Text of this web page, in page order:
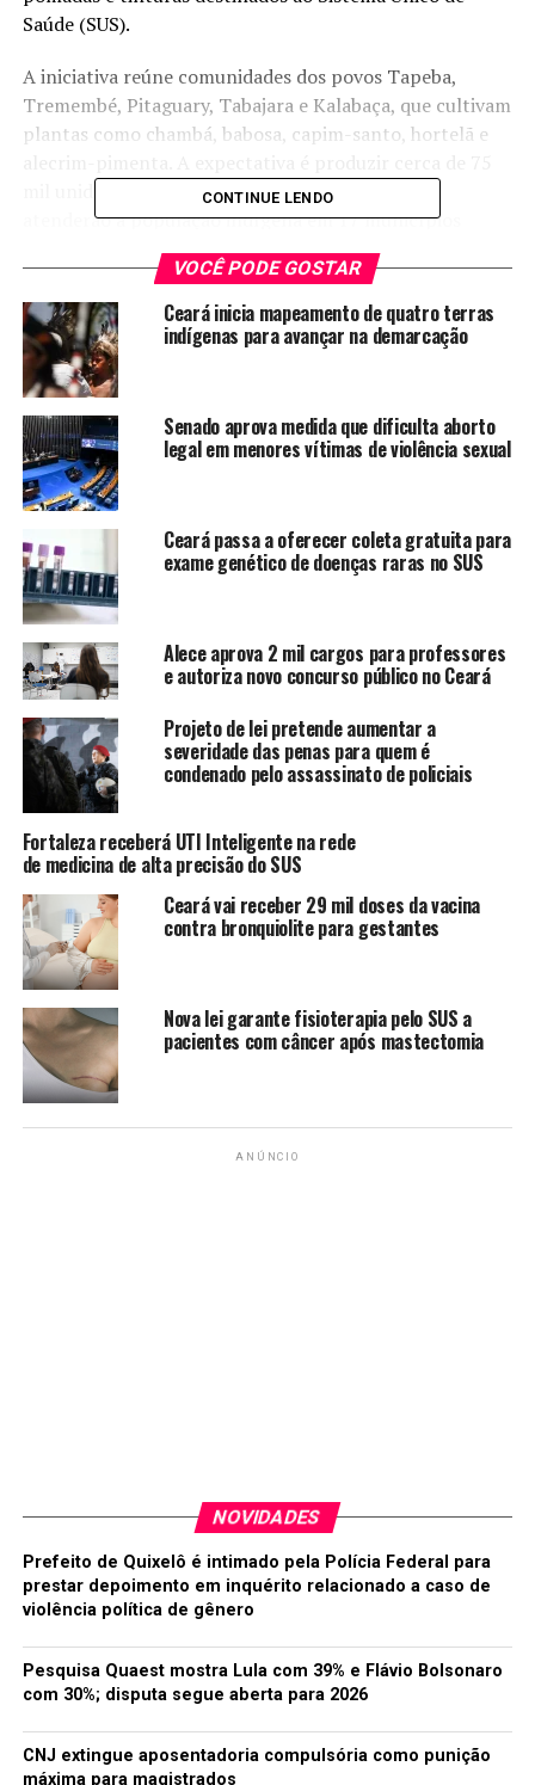
Saúde (SUS).
A iniciativa reúne comunidades dos povos Tapeba,
Tremembé, Pitaguary, Tabajara e Kalabaça, que cultivam
plantas como chambá, babosa, capim-santo, hortelã e
mil unidades de fitoterápicos, que inicialmente
atenderão a população indígena em 17 municípios
cearenses. Além da produção dos medicamentos, o
projeto prevê a capacitação de profissionais de saúde
para a prescrição correta dos produtos, valorizando os
conhecimentos ancestrais aliados à ciência.
Neste momento, o projeto está na fase final de aquisição
dos insumos necessários para iniciar a fabricação dos
fitoterápicos. A previsão é que a produção comece nos
próximos meses, com distribuição prevista ainda este
ano. A proposta busca fortalecer a medicina tradicional
indígena, preservar os saberes transmitidos entre
gerações e ampliar o acesso da população a tratamentos
fitoterápicos dentro da rede pública de saúde. (Foto:
Heloísa Araújo)
TÓPICOS RELACIONADOS: FITOTERÁPICOS
INDÍGENAS
NOTÍCIAS
A SEGUIR
INSS começa a pagar R$ 874 milhões do Seguro-Defeso
para pescadores artesanais
NÃO PERCA
Nova atualização da folha da Prefeitura amplia dúvidas
Daniela Lima
CONTINUE LENDO
VOCÊ PODE GOSTAR
Ceará inicia mapeamento de quatro terras
indígenas para avançar na demarcação
Senado aprova medida que dificulta aborto
legal em menores vítimas de violência sexual
Ceará passa a oferecer coleta gratuita para
exame genético de doenças raras no SUS
Alece aprova 2 mil cargos para professores
e autoriza novo concurso público no Ceará
Projeto de lei pretende aumentar a
severidade das penas para quem é
condenado pelo assassinato de policiais
Fortaleza receberá UTI Inteligente na rede
de medicina de alta precisão do SUS
Ceará vai receber 29 mil doses da vacina
contra bronquiolite para gestantes
Nova lei garante fisioterapia pelo SUS a
pacientes com câncer após mastectomia
ANÚNCIO
NOVIDADES
Prefeito de Quixelô é intimado pela Polícia Federal para
prestar depoimento em inquérito relacionado a caso de
violência política de gênero
Pesquisa Quaest mostra Lula com 39% e Flávio Bolsonaro
com 30%; disputa segue aberta para 2026
CNJ extingue aposentadoria compulsória como punição
máxima para magistrados